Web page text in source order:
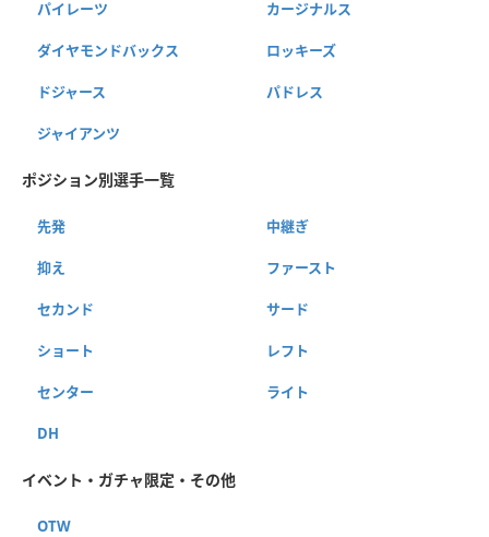
パイレーツ カージナルス
ダイヤモンドバックス ロッキーズ
ドジャース パドレス
ジャイアンツ
ポジション別選手一覧
先発 中継ぎ
抑え ファースト
セカンド サード
ショート レフト
センター ライト
DH
イベント・ガチャ限定・その他
OTW